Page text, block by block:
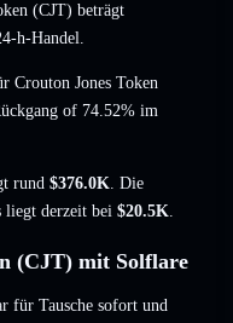
(CJT) beträgt
h-Handel.
Crouton Jones Token
of 74.52% im
rund $376.0K. Die
liegt derzeit bei $20.5K.
(CJT) mit Solflare
für Tausche sofort und